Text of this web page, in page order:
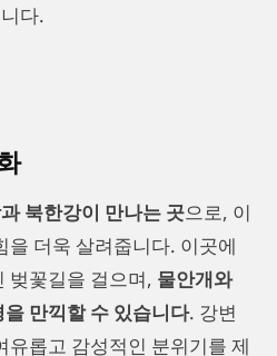
다.
북한강이 만나는 곳으로, 이
을 더욱 살려줍니다. 이곳에
벚꽃길을 걸으며, 물안개와
만끽할 수 있습니다. 강변
유롭고 감성적인 분위기를 제